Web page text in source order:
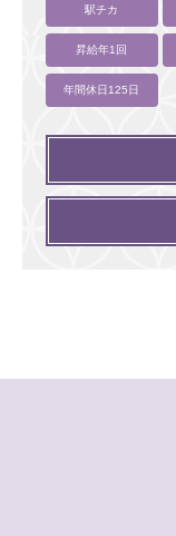
駅チカ
昇給年1回
年間休日125日